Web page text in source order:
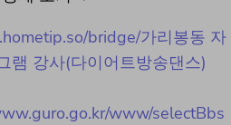
bridge/가리봉동 자
램 강사(다이어트방송댄스)
www/selectBbs